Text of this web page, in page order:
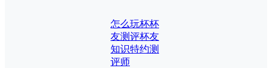
怎么玩杯杯
友测评杯友
知识特约测
评师